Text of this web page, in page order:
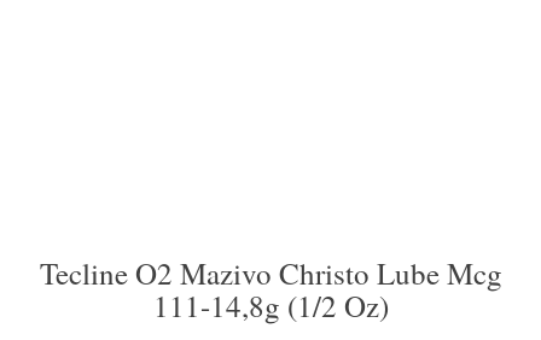
Tecline O2 Mazivo Christo Lube Mcg
111-14,8g (1/2 Oz)